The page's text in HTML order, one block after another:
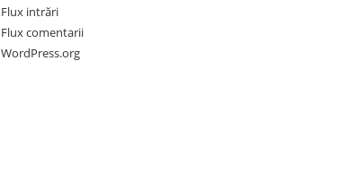
Flux intrări
Flux comentarii
WordPress.org